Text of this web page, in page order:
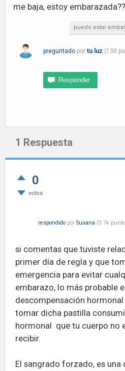
me baja, estoy embarazada??
puedo estar
preguntado por tu luz (130
1 Respuesta
0
votos
respondido por Susana (3.7k
si comentas que tuviste
primer día de regla y que
emergencia para evitar
embarazo, lo más probable
descompensación
tomar dicha pastilla
hormonal que tu cuerpo no
recibir.
El sangrado forzado, es una